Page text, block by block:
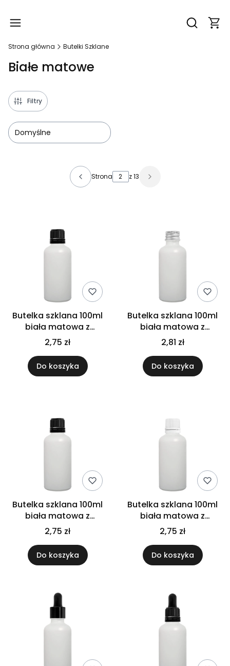
Otwórz
Strona główna Butelki Szklane
Białe matowe
Filtry
Domyślne
Lista produktów
Strona z 13
Butelka szklana 100ml
biała matowa z
kroplomierzem
czarnym
2,75 zł
Do koszyka
Butelka szklana 100ml
biała matowa z
nakrętką aluminiową
2,81 zł
Do koszyka
Butelka szklana 100ml
biała matowa z
nakrętką czarną
2,75 zł
Do koszyka
Butelka szklana 100ml
biała matowa z
nakrętką plastikową
białą
2,75 zł
Do koszyka